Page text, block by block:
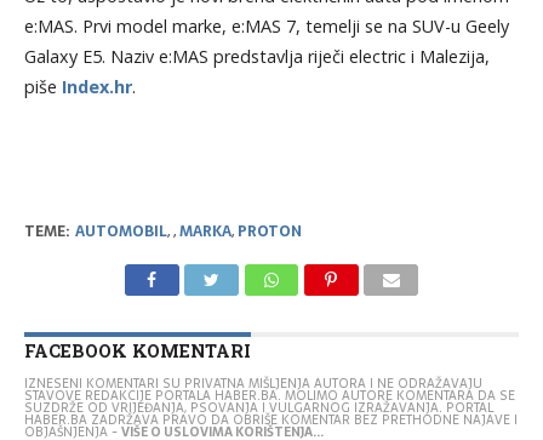
e:MAS. Prvi model marke, e:MAS 7, temelji se na SUV-u Geely
Galaxy E5. Naziv e:MAS predstavlja riječi electric i Malezija,
piše Index.hr.
TEME: AUTOMOBIL,,MARKA, PROTON
FACEBOOK KOMENTARI
IZNESENI KOMENTARI SU PRIVATNA MIŠLJENJA AUTORA I NE ODRAŽAVAJU
STAVOVE REDAKCIJE PORTALA HABER.BA. MOLIMO AUTORE KOMENTARA DA SE
SUZDRŽE OD VRIJEĐANJA, PSOVANJA I VULGARNOG IZRAŽAVANJA. PORTAL
HABER.BA ZADRŽAVA PRAVO DA OBRIŠE KOMENTAR BEZ PRETHODNE NAJAVE I
OBJAŠNJENJA -VIŠE O USLOVIMA KORIŠTENJA...